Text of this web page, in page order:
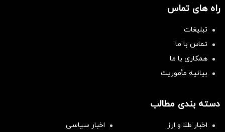
راه های تماس
تبلیغات
تماس با ما
همکاری با ما
بیانیه مأموریت
دسته بندی مطالب
اخبار طلا و ارز
اخبار سیاسی